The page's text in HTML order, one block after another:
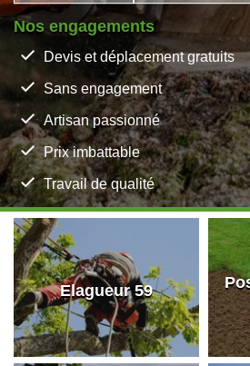
Nos engagements
Devis et déplacement gratuits
Sans engagement
Artisan passionné
Prix imbattable
Travail de qualité
Elagueur 59